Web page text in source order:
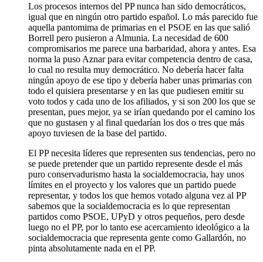
Los procesos internos del PP nunca han sido democráticos,
igual que en ningún otro partido español. Lo más parecido fue
aquella pantomima de primarias en el PSOE en las que salió
Borrell pero pusieron a Almunia. La necesidad de 600
compromisarios me parece una barbaridad, ahora y antes. Esa
norma la puso Aznar para evitar competencia dentro de casa,
lo cual no resulta muy democrático. No debería hacer falta
ningún apoyo de ese tipo y debería haber unas primarias con
todo el quisiera presentarse y en las que pudiesen emitir su
voto todos y cada uno de los afiliados, y si son 200 los que se
presentan, pues mejor, ya se irían quedando por el camino los
que no gustasen y al final quedarían los dos o tres que más
apoyo tuviesen de la base del partido.
El PP necesita líderes que representen sus tendencias, pero no
se puede pretender que un partido represente desde el más
puro conservadurismo hasta la socialdemocracia, hay unos
límites en el proyecto y los valores que un partido puede
representar, y todos los que hemos votado alguna vez al PP
sabemos que la socialdemocracia es lo que representan
partidos como PSOE, UPyD y otros pequeños, pero desde
luego no el PP, por lo tanto ese acercamiento ideológico a la
socialdemocracia que representa gente como Gallardón, no
pinta absolutamente nada en el PP.